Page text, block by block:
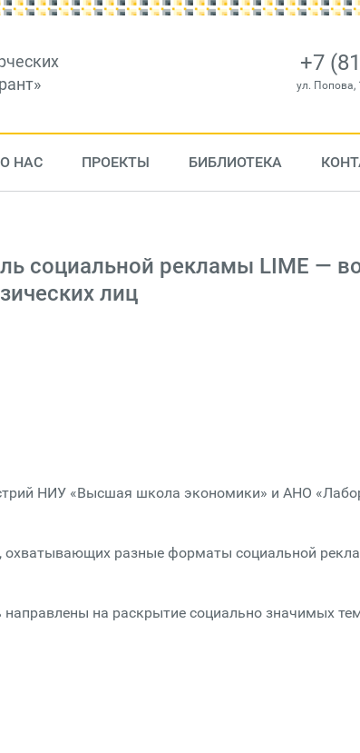
+7
ул. Попова,
О НАС ПРОЕКТЫ БИБЛИОТЕКА
социальной рекламы LIME —
лиц
НИУ «Высшая школа экономики» и АНО
охватывающих разные форматы социальной
на раскрытие социально значимых